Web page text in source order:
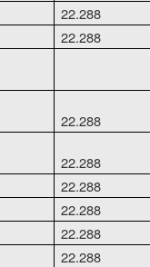
22.288
22.288
22.288
22.288
22.288
22.288
22.288
22.288